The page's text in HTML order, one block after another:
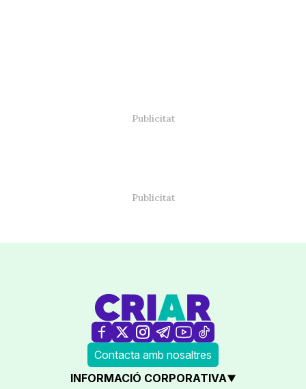
Contacta amb nosaltres
INFORMACIÓ CORPORATIVA